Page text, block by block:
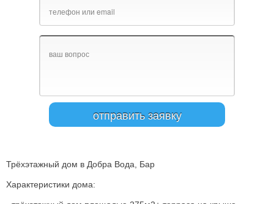
Трёхэтажный дом в Добра Вода, Бар
Характеристики дома: